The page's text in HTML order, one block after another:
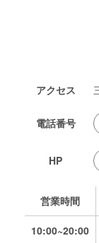
アクセス
電話番号
HP
営業時間
10:00~20:00